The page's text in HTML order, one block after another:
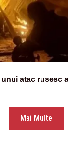
atac rusesc
Mai Multe